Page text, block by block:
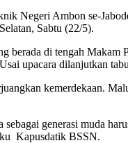
Negeri Ambon se-
Sabtu (22/5).
berada di tengah
upacara dilanjutkan
kemerdekaan.
generasi muda
Kapusdatik BSSN.